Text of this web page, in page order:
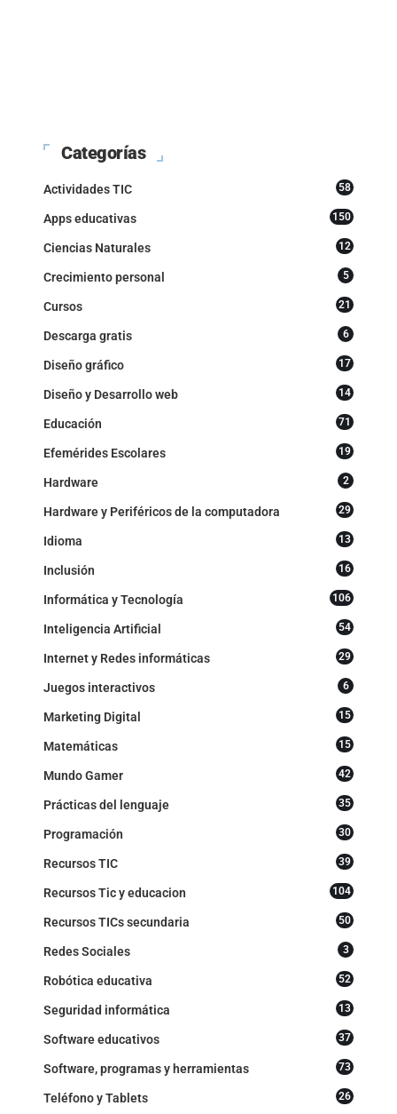
Categorías
Actividades TIC 58
Apps educativas 150
Ciencias Naturales 12
Crecimiento personal 5
Cursos 21
Descarga gratis 6
Diseño gráfico 17
Diseño y Desarrollo web 14
Educación 71
Efemérides Escolares 19
Hardware 2
Hardware y Periféricos de la computadora 29
Idioma 13
Inclusión 16
Informática y Tecnología 106
Inteligencia Artificial 54
Internet y Redes informáticas 29
Juegos interactivos 6
Marketing Digital 15
Matemáticas 15
Mundo Gamer 42
Prácticas del lenguaje 35
Programación 30
Recursos TIC 39
Recursos Tic y educacion 104
Recursos TICs secundaria 50
Redes Sociales 3
Robótica educativa 52
Seguridad informática 13
Software educativos 37
Software, programas y herramientas 73
Teléfono y Tablets 26